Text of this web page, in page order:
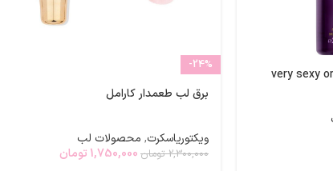
-24%
برق لب طعمدار کارامل
ویکتوریاسکرت, محصولات لب
2,300,000 تومان 1,750,000 تومان